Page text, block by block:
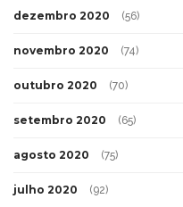
dezembro 2020 (56)
novembro 2020 (74)
outubro 2020 (70)
setembro 2020 (65)
agosto 2020 (75)
julho 2020 (92)